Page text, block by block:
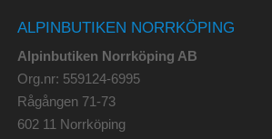
ALPINBUTIKEN NORRKÖPING
Alpinbutiken Norrköping AB
Org.nr: 559124-6995
Rågången 71-73
602 11 Norrköping